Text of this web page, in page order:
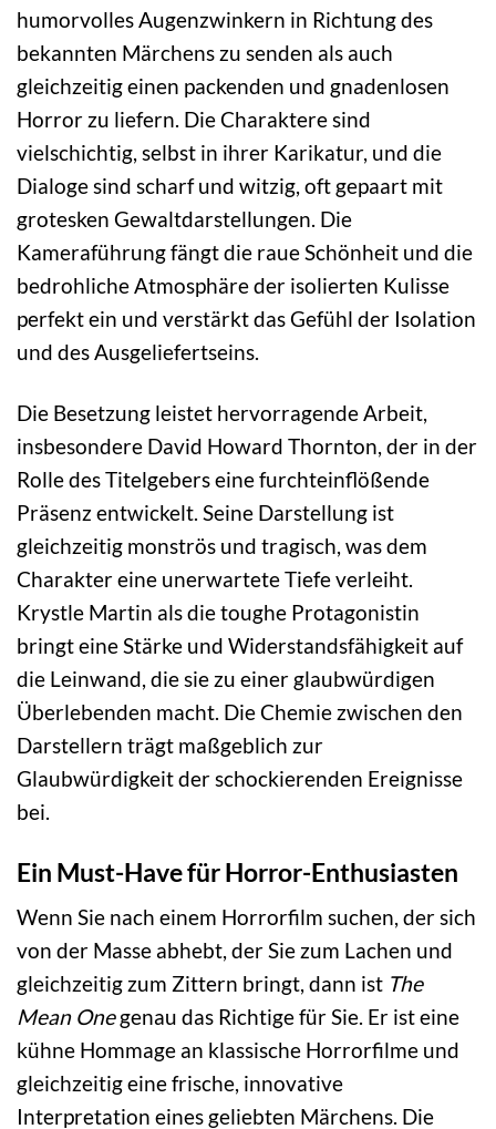
humorvolles Augenzwinkern in Richtung des
bekannten Märchens zu senden als auch
gleichzeitig einen packenden und gnadenlosen
Horror zu liefern. Die Charaktere sind
vielschichtig, selbst in ihrer Karikatur, und die
Dialoge sind scharf und witzig, oft gepaart mit
grotesken Gewaltdarstellungen. Die
Kameraführung fängt die raue Schönheit und die
bedrohliche Atmosphäre der isolierten Kulisse
perfekt ein und verstärkt das Gefühl der Isolation
und des Ausgeliefertseins.
Die Besetzung leistet hervorragende Arbeit,
insbesondere David Howard Thornton, der in der
Rolle des Titelgebers eine furchteinflößende
Präsenz entwickelt. Seine Darstellung ist
gleichzeitig monströs und tragisch, was dem
Charakter eine unerwartete Tiefe verleiht.
Krystle Martin als die toughe Protagonistin
bringt eine Stärke und Widerstandsfähigkeit auf
die Leinwand, die sie zu einer glaubwürdigen
Überlebenden macht. Die Chemie zwischen den
Darstellern trägt maßgeblich zur
Glaubwürdigkeit der schockierenden Ereignisse
bei.
Ein Must-Have für Horror-Enthusiasten
Wenn Sie nach einem Horrorfilm suchen, der sich
von der Masse abhebt, der Sie zum Lachen und
gleichzeitig zum Zittern bringt, dann ist The
Mean Onegenau das Richtige für Sie. Er ist eine
kühne Hommage an klassische Horrorfilme und
gleichzeitig eine frische, innovative
Interpretation eines geliebten Märchens. Die